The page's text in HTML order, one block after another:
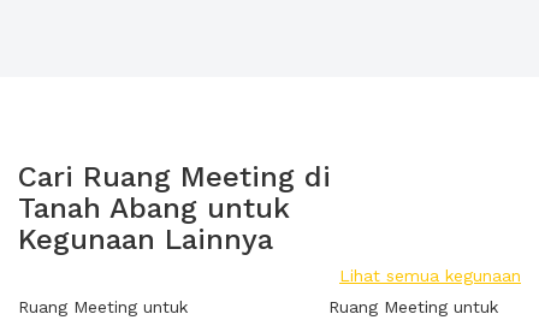
Cari Ruang Meeting di
Tanah Abang untuk
Kegunaan Lainnya
Lihat semua kegunaan
Ruang Meeting untuk
Ruang Meeting untuk